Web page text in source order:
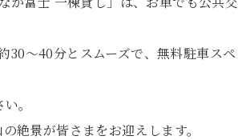
周辺観光紹介
〜40分とスムーズで、無料駐車スペ
。
絶景が皆さまをお迎えします。